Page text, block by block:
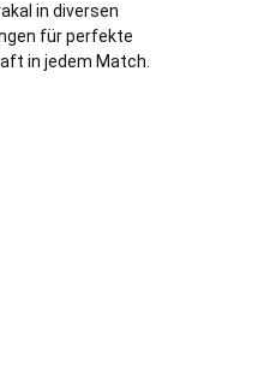
in diversen
für perfekte
in jedem Match.